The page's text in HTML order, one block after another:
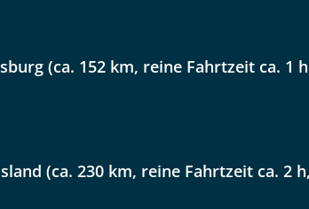
(ca. 152 km, reine Fahrtzeit ca. 1
(ca. 230 km, reine Fahrtzeit ca. 2